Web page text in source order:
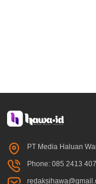
PT Media Haluan
Phone: 085 2413